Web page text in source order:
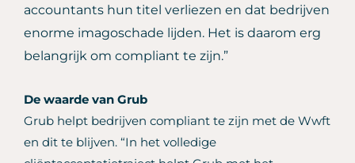
accountants hun titel verliezen en dat bedrijven
enorme imagoschade lijden. Het is daarom erg
belangrijk om compliant te zijn.”
De waarde van Grub
Grub helpt bedrijven compliant te zijn met de Wwft
en dit te blijven. “In het volledige